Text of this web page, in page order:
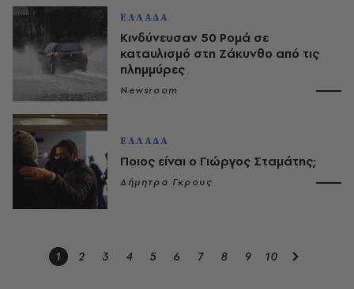
ΕΛΛΑΔΑ
Κινδύνευσαν 50 Ρομά σε
καταυλισμό στη Ζάκυνθο από τις
πλημμύρες
Newsroom
ΕΛΛΑΔΑ
Ποιος είναι ο Γιώργος Σταμάτης;
Δήμητρα Γκρους
1 2 3 4 5 6 7 8 9 10